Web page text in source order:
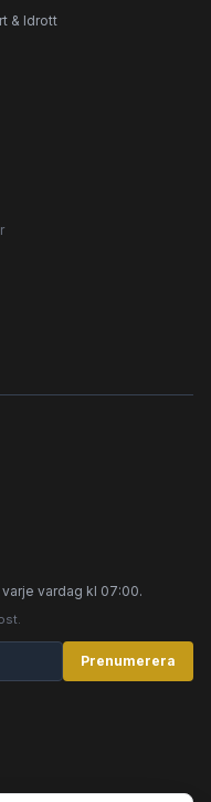
& Idrott
vardag kl 07:00.
Prenumerera